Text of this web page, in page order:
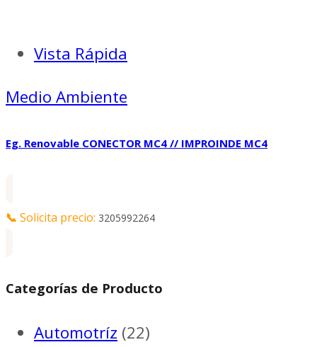
Vista Rápida
Medio Ambiente
Eg. Renovable CONECTOR MC4 // IMPROINDE MC4
📞 Solicita precio: 3205992264
Categorías de Producto
Automotríz (22)